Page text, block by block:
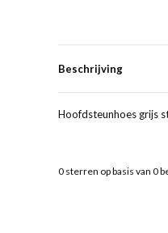
Beschrijving
Hoofdsteunhoes grijs
0 sterren op basis van 0